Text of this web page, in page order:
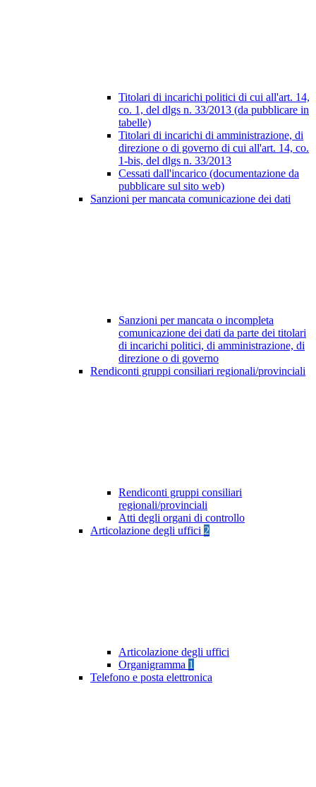
Titolari di incarichi politici di cui all'art. 14,
co. 1, del dlgs n. 33/2013 (da pubblicare in
tabelle)
Titolari di incarichi di amministrazione, di
direzione o di governo di cui all'art. 14, co.
1-bis, del dlgs n. 33/2013
Cessati dall'incarico (documentazione da
pubblicare sul sito web)
Sanzioni per mancata comunicazione dei dati
Sanzioni per mancata o incompleta
comunicazione dei dati da parte dei titolari
di incarichi politici, di amministrazione, di
direzione o di governo
Rendiconti gruppi consiliari regionali/provinciali
Rendiconti gruppi consiliari
regionali/provinciali
Atti degli organi di controllo
Articolazione degli uffici 2
Articolazione degli uffici
Organigramma 1
Telefono e posta elettronica